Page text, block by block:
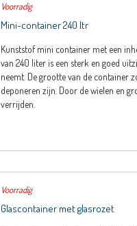
Voorradig
Mini-container 240 ltr
Kunststof mini container met een
van 240 liter is een sterk en goed
neemt. De grootte van de container
deponeren zijn. Door de wielen en
verrijden.
Voorradig
Glascontainer met glasrozet